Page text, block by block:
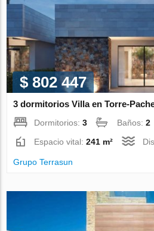
$ 802 447
3 dormitorios Villa en Torre-
Dormitorios:3 Baños:2
Espacio vital:241 m²
Grupo Terrasun